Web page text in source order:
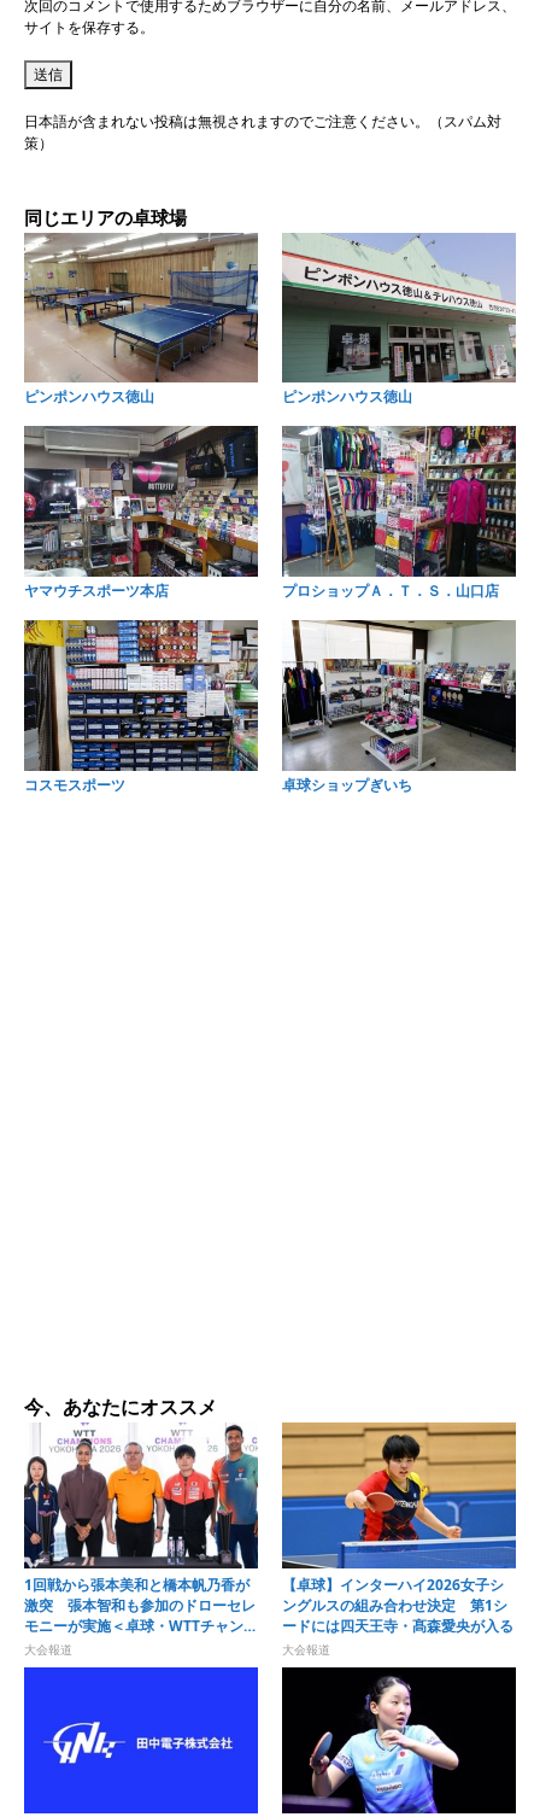
次回のコメントで使用するためブラウザーに自分の名前、メールアドレス、
サイトを保存する。
日本語が含まれない投稿は無視されますのでご注意ください。（スパム対
策）
同じエリアの卓球場
ピンポンハウス徳山 ピンポンハウス徳山
ヤマウチスポーツ本店 プロショップＡ．Ｔ．Ｓ．山口店
コスモスポーツ 卓球ショップぎいち
今、あなたにオススメ
1回戦から張本美和と橋本帆乃香が
激突 張本智和も参加のドローセレ
モニーが実施＜卓球・WTTチャンピ
オンズ横浜2026＞
大会報道
【卓球】インターハイ2026女子シ
ングルスの組み合わせ決定 第1シ
ードには四天王寺・髙森愛央が入る
大会報道